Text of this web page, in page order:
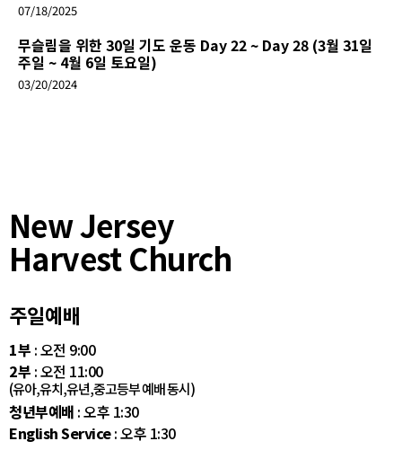
07/18/2025
무슬림을 위한 30일 기도 운동 Day 22 ~ Day 28 (3월 31일
주일 ~ 4월 6일 토요일)
03/20/2024
New Jersey
Harvest Church
주일예배
1부 : 오전 9:00
2부 : 오전 11:00
(유아,유치,유년,중고등부 예배 동시)
청년부예배 : 오후 1:30
English Service: 오후 1:30